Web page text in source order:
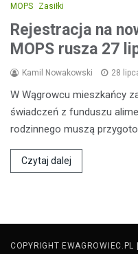
MOPS Zasiłki
Rejestracja na
MOPS rusza 27
Kamil Nowakowski 28
W Wągrowcu mieszkańcy
świadczeń z funduszu
rodzinnego muszą
Czytaj dalej
COPYRIGHT